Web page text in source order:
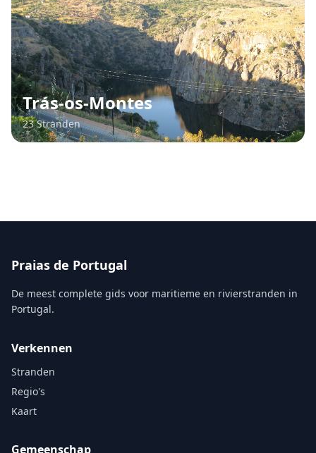
Trás-os-Montes
23 Stranden
Praias de Portugal
De meest complete gids voor maritieme en rivierstranden in
Portugal.
Verkennen
Stranden
Regio's
Kaart
Gemeenschap